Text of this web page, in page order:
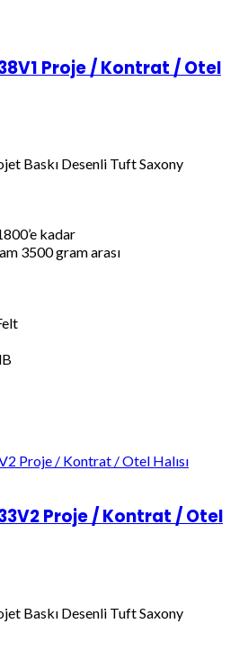
Proje / Kontrat / Otel
Baskı Desenli Tuft Saxony
kadar
3500 gram arası
Proje / Kontrat / Otel
Baskı Desenli Tuft Saxony